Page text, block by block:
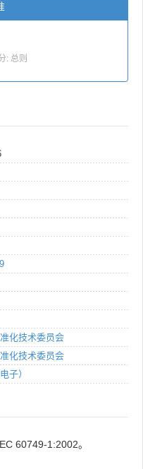
: 总则
化技术委员会
化技术委员会
子）
60749-1:2002。